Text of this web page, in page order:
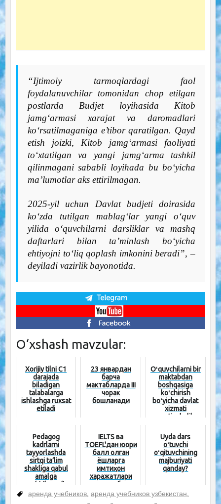
“Ijtimoiy tarmoqlardagi faol
foydalanuvchilar tomonidan chop etilgan
postlarda Budjet loyihasida Kitob
jamg‘armasi xarajat va daromadlari
ko‘rsatilmaganiga e’tibor qaratilgan. Qayd
etish joizki, Kitob jamg‘armasi faoliyati
to‘xtatilgan va yangi jamg‘arma tashkil
qilinmagani sababli loyihada bu bo‘yicha
ma’lumotlar aks ettirilmagan.
2025-yil uchun Davlat budjeti doirasida
ko‘zda tutilgan mablag‘lar yangi o‘quv
yilida o‘quvchilarni darsliklar va mashq
daftarlari bilan ta’minlash bo‘yicha
ehtiyojni to‘liq qoplash imkonini beradi”, –
deyiladi vazirlik bayonotida.
O‘xshash mavzular:
Xorijiy tilni C1
darajada
biladigan
talabalarga
ishlashga ruxsat
etiladi
23 январдан
барча
мактабларда III
чорак
бошланади
Oʻquvchilarni bir
maktabdan
boshqasiga
koʻchirish
boʻyicha davlat
xizmati
vaqtinchalik
Pedagog
kadrlarni
tayyorlashda
sirtqi ta’lim
shakliga qabul
amalga
oshirilmaydi
IELTS ва
TOEFL'дан юқори
балл олган
ёшларга
имтиҳон
харажатлари
қоплаб
берилиши
мумкин
Uyda dars
oʻtuvchi
oʻqituvchining
majburiyati
qanday?
аренда учебников, аренда учебников узбекистан,